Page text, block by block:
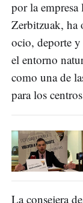
por la empresa
Zerbitzuak, ha
ocio, deporte
el entorno
como una de
para los
La consejera de